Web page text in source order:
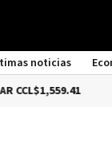
noticias